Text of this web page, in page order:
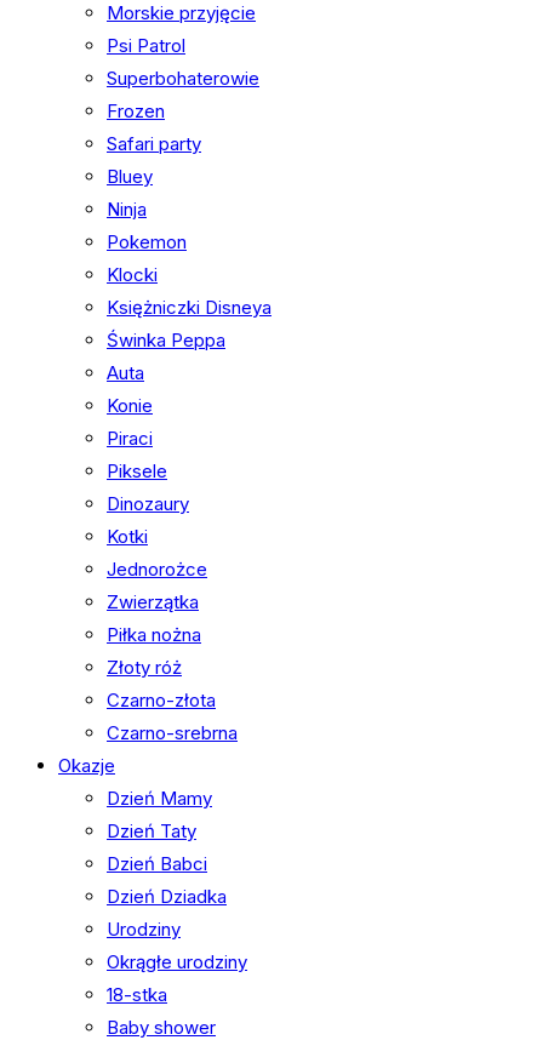
Morskie przyjęcie
Psi Patrol
Superbohaterowie
Frozen
Safari party
Bluey
Ninja
Pokemon
Klocki
Księżniczki Disneya
Świnka Peppa
Auta
Konie
Piraci
Piksele
Dinozaury
Kotki
Jednorożce
Zwierzątka
Piłka nożna
Złoty róż
Czarno-złota
Czarno-srebrna
Okazje
Dzień Mamy
Dzień Taty
Dzień Babci
Dzień Dziadka
Urodziny
Okrągłe urodziny
18-stka
Baby shower